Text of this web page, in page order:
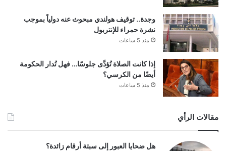
وجدة.. توقيف هولندي مبحوث عنه دولياً بموجب
نشرة حمراء للإنتربول
منذ 5 ساعات
إذا كانت الصلاة تُؤدَّى جلوسًا… فهل تُدار الحكومة
أيضًا من الكرسي؟
منذ 5 ساعات
مقالات الرأي
هل ضحايا العبور إلى سبتة أرقام زائدة؟